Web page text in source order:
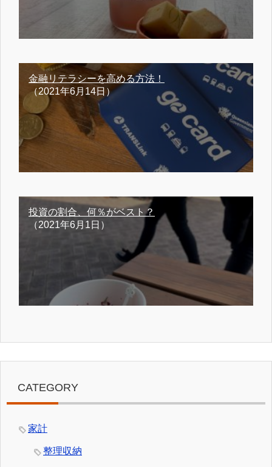
金融リテラシーを高める方法！
（2021年6月14日）
投資の割合、何％がベスト？
（2021年6月1日）
CATEGORY
家計
整理収納